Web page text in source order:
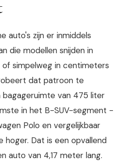
auto's zijn er inmiddels
die modellen snijden in
of simpelweg in centimeters
dat patroon te
van 475 liter
in het B-SUV-segment -
Polo en vergelijkbaar
hoger. Dat is een opvallend
auto van 4,17 meter lang.